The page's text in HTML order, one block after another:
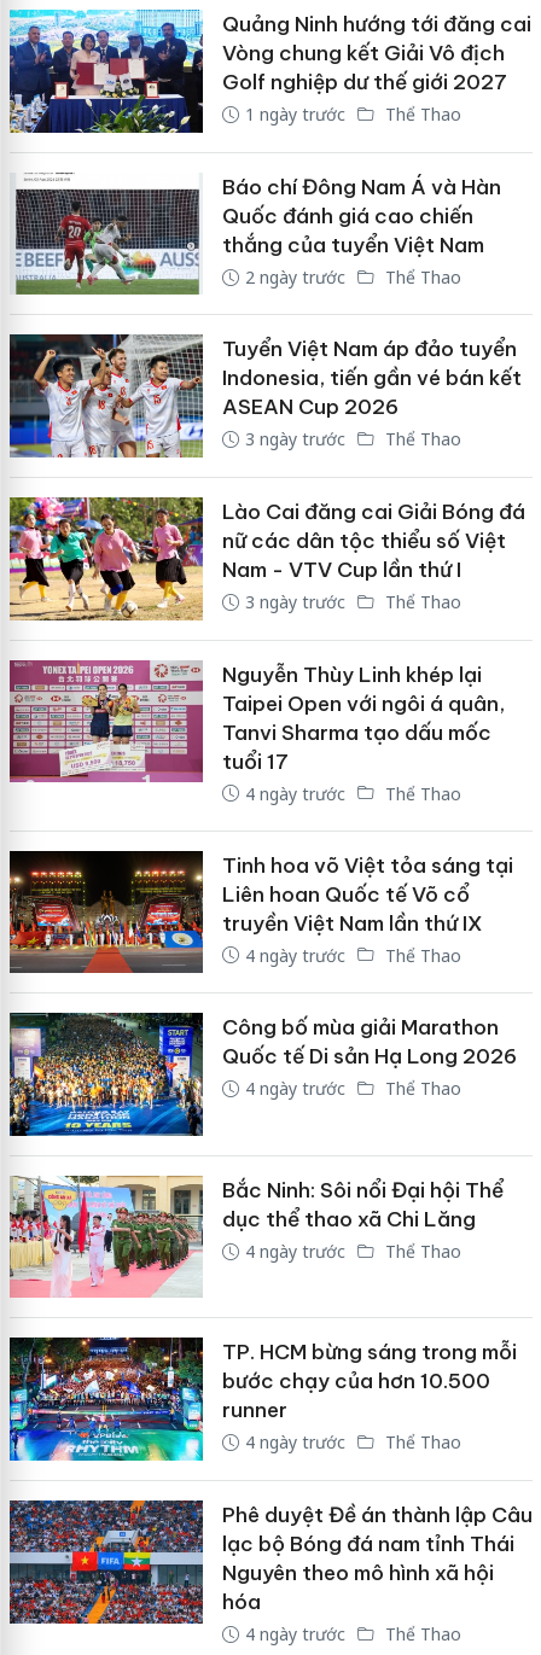
Quảng Ninh hướng tới đăng cai
Vòng chung kết Giải Vô địch
Golf nghiệp dư thế giới 2027
1 ngày trước Thể Thao
Báo chí Đông Nam Á và Hàn
Quốc đánh giá cao chiến
thắng của tuyển Việt Nam
2 ngày trước Thể Thao
Tuyển Việt Nam áp đảo tuyển
Indonesia, tiến gần vé bán kết
ASEAN Cup 2026
3 ngày trước Thể Thao
Lào Cai đăng cai Giải Bóng đá
nữ các dân tộc thiểu số Việt
Nam - VTV Cup lần thứ I
3 ngày trước Thể Thao
Nguyễn Thùy Linh khép lại
Taipei Open với ngôi á quân,
Tanvi Sharma tạo dấu mốc
tuổi 17
4 ngày trước Thể Thao
Tinh hoa võ Việt tỏa sáng tại
Liên hoan Quốc tế Võ cổ
truyền Việt Nam lần thứ IX
4 ngày trước Thể Thao
Công bố mùa giải Marathon
Quốc tế Di sản Hạ Long 2026
4 ngày trước Thể Thao
Bắc Ninh: Sôi nổi Đại hội Thể
dục thể thao xã Chi Lăng
4 ngày trước Thể Thao
TP. HCM bừng sáng trong mỗi
bước chạy của hơn 10.500
runner
4 ngày trước Thể Thao
Phê duyệt Đề án thành lập Câu
lạc bộ Bóng đá nam tỉnh Thái
Nguyên theo mô hình xã hội
hóa
4 ngày trước Thể Thao